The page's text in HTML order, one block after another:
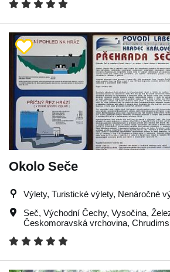
Okolo Seče
Výlety, Turistické výlety, Nenáročné
Seč, Východní Čechy, Vysočina,
Českomoravská vrchovina,